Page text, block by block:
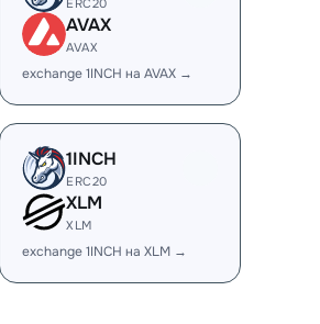
ERC20
AVAX
AVAX
exchange 1INCH на AVAX →
1INCH
ERC20
XLM
XLM
exchange 1INCH на XLM →